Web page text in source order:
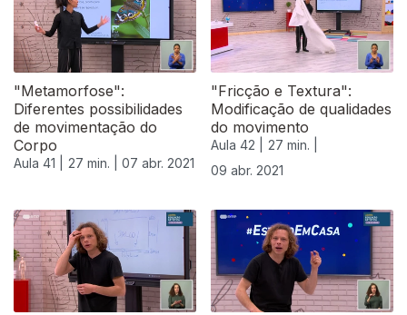
"Metamorfose":
Diferentes possibilidades
de movimentação do
Corpo
Aula 41 | 27 min. | 07 abr. 2021
"Fricção e Textura":
Modificação de qualidades
do movimento
Aula 42 |
27 min. |
09 abr. 2021